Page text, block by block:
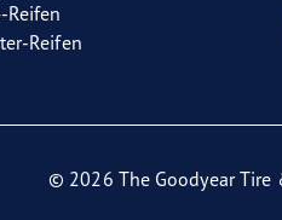
Reifen
Reifen
© 2026 The Goodyear Tire